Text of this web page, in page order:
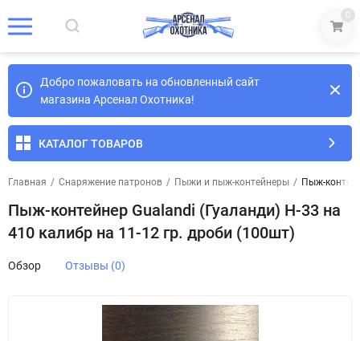
0
Добро пожаловать на обновленный сайт
магазина Арсенал Охотника!
КАТАЛОГ ТОВАРОВ
Главная / Снаряжение патронов / Пыжи и пыж-контейнеры / Пыж-
Пыж-контейнер Gualandi (Гуаланди) H-33 на
410 калибр на 11-12 гр. дроби (100шт)
Обзор Отзывы (0)